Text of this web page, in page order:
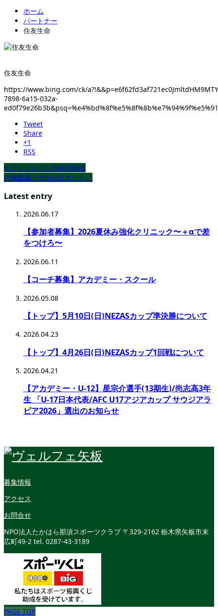
ホーム
パートナー
住友生命
住友生命
https://www.bing.com/ck/
7898-6a15-032a-
Tweet
Share
+1
RSS
セブンイレブン矢板中南店
大塚製薬（ポカリスエット）
Latest entry
2026.06.17
【参加者募集】2026夏休み強化クリニック〜＋αで差
をつけろ〜
2026.06.11
【コーチ募集】アカデミー・スクール
2026.05.08
【トップ】5月10日(日)NEZASカップ準決勝について
2026.04.23
【トップ】4月26日(日)NEZASカップ1回戦について
2026.04.21
【アカデミー・U-12】星宗介選手(13期生)/尚志高3年
生 「U-17日本代表/AFC U17アジアカップ サウジアラ
ビア2026」選出のお知らせ
募集情報
アクセス
お問合せ
NPO法人たかはら那須スポーツクラブ 〒329-2162 栃木県矢板市末
広町49-2 tel. 0287-43-3189
PAGE TOP